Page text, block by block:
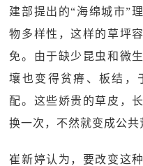
建部提出的“海绵城市”
物多样性，这样的草坪
免。由于缺少昆虫和微
壤也变得贫瘠、板结，
配。这些娇贵的草皮，
换一次，不然就变成公共
崔新婷认为，要改变这